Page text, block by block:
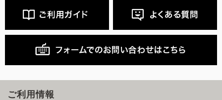
ご利用情報